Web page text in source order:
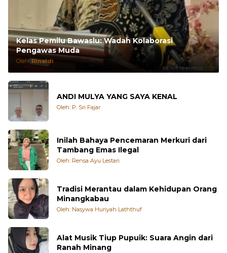
Kelas Pemilu Bawaslu: Wadah Kolaborasi
Pengawas Muda
Oleh: Rinaldi
ANDI MULYA YANG SAYA KENAL
Oleh: P. Sri Fajar
Inilah Bahaya Pencemaran Merkuri dari
Tambang Emas Ilegal
Oleh: Rensa Ayu Lestari
Tradisi Merantau dalam Kehidupan Orang
Minangkabau
Oleh: Nasywa Huriyah Laththuf
Alat Musik Tiup Pupuik: Suara Angin dari
Ranah Minang